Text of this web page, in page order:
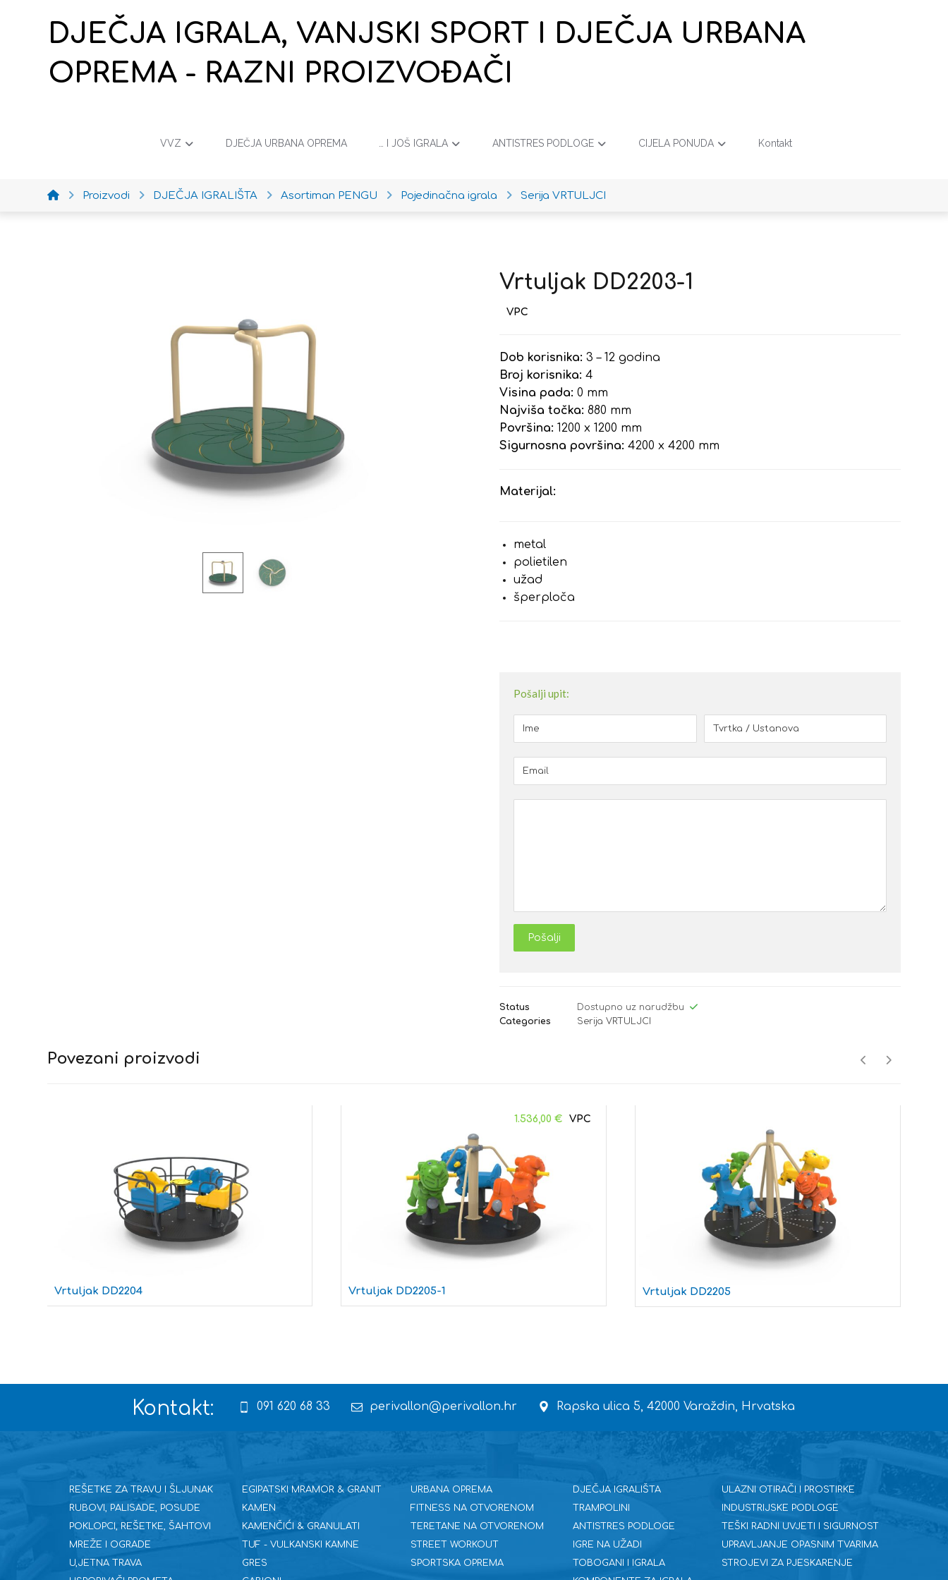
DJEČJA IGRALA, VANJSKI SPORT I DJEČJA URBANA
OPREMA - RAZNI PROIZVOĐAČI
VVZ DJEČJA URBANA OPREMA … I JOŠ IGRALA ANTISTRES PODLOGE CIJELA PONUDA Kontakt
Proizvodi DJEČJA IGRALIŠTA Asortiman PENGU Pojedinačna igrala Serija VRTULJCI
Vrtuljak DD2203-1
Dob korisnika: 3 – 12 godina
Broj korisnika: 4
Visina pada: 0 mm
Najviša točka: 880 mm
Površina: 1200 x 1200 mm
Sigurnosna površina: 4200 x 4200 mm
Materijal:
metal
polietilen
užad
šperploča
Pošalji upit:
Pošalji
Status
Dostupno uz narudžbu
Categories
Serija VRTULJCI
Povezani proizvodi
Vrtuljak DD2204 Vrtuljak DD2205-1
1.536,00€
Vrtuljak DD2205
Kontakt: 091 620 68 33 perivallon@perivallon.hr Rapska ulica 5, 42000 Varaždin, Hrvatska
REŠETKE ZA TRAVU I ŠLJUNAK
RUBOVI, PALISADE, POSUDE
POKLOPCI, REŠETKE, ŠAHTOVI
MREŽE I OGRADE
U,JETNA TRAVA
EGIPATSKI MRAMOR & GRANIT
KAMEN
KAMENČIĆI & GRANULATI
TUF - VULKANSKI KAMNE
GRES
URBANA OPREMA
FITNESS NA OTVORENOM
TERETANE NA OTVORENOM
STREET WORKOUT
SPORTSKA OPREMA
DJEČJA IGRALIŠTA
TRAMPOLINI
ANTISTRES PODLOGE
IGRE NA UŽADI
TOBOGANI I IGRALA
ULAZNI OTIRAČI I PROSTIRKE
INDUSTRIJSKE PODLOGE
TEŠKI RADNI UVJETI I SIGURNOST
UPRAVLJANJE OPASNIM TVARIMA
STROJEVI ZA PJESKARENJE